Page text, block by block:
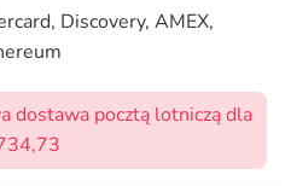
Discovery, AMEX,
dostawa pocztą lotniczą dla